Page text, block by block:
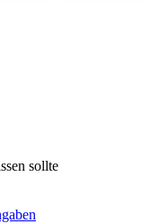
sollte